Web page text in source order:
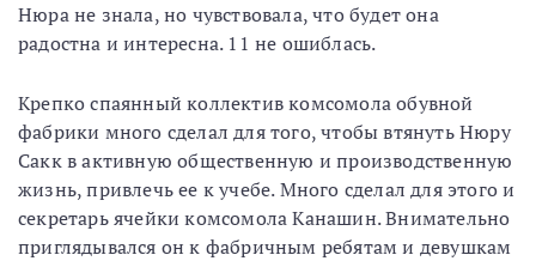
Нюра не знала, но чувствовала, что будет она
радостна и интересна. 11 не ошиблась.
Крепко спаянный коллектив комсомола обувной
фабрики много сделал для того, чтобы втянуть Нюру
Сакк в активную общественную и производственную
жизнь, привлечь ее к учебе. Много сделал для этого и
секретарь ячейки комсомола Канашин. Внимательно
приглядывался он к фабричным ребятам и девушкам